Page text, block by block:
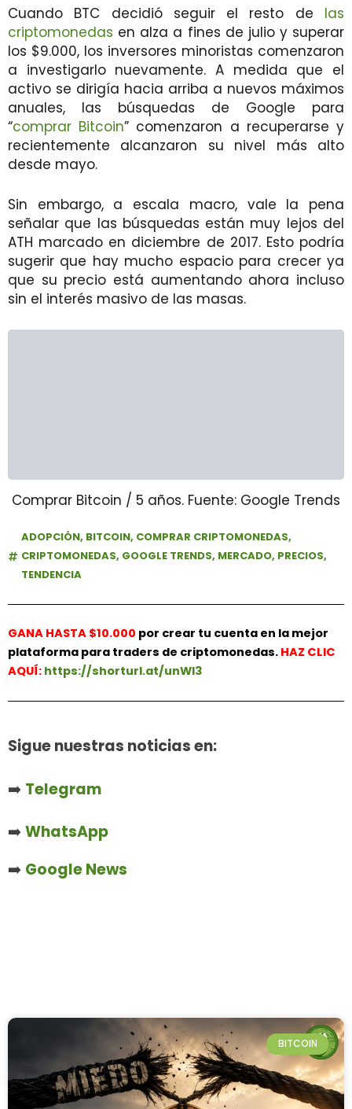
Cuando BTC decidió seguir el resto de las
criptomonedas en alza a fines de julio y superar
los $9.000, los inversores minoristas comenzaron
a investigarlo nuevamente. A medida que el
activo se dirigía hacia arriba a nuevos máximos
anuales, las búsquedas de Google para
“comprar Bitcoin” comenzaron a recuperarse y
recientemente alcanzaron su nivel más alto
desde mayo.
Sin embargo, a escala macro, vale la pena
señalar que las búsquedas están muy lejos del
ATH marcado en diciembre de 2017. Esto podría
sugerir que hay mucho espacio para crecer ya
que su precio está aumentando ahora incluso
sin el interés masivo de las masas.
Comprar Bitcoin / 5 años. Fuente: Google Trends
ADOPCIÓN, BITCOIN, COMPRAR CRIPTOMONEDAS,
CRIPTOMONEDAS, GOOGLE TRENDS, MERCADO, PRECIOS,
TENDENCIA
GANA HASTA $10.000 por crear tu cuenta en la mejor
plataforma para traders de criptomonedas. HAZ CLIC
AQUÍ: https://shorturl.at/unWl3
Sigue nuestras noticias en:
➡️ Telegram
➡️WhatsApp
➡️ Google News
BITCOIN